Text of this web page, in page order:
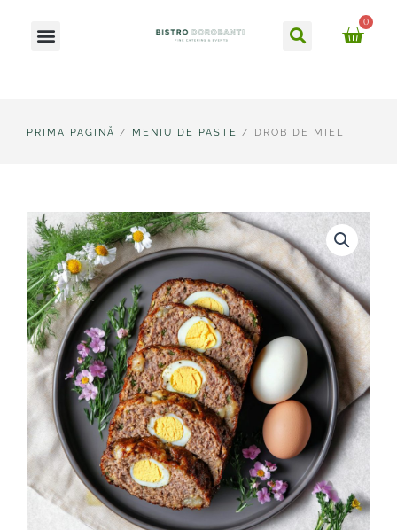
content
Meniu Caută
0
PRIMA PAGINĂ / MENIU DE PASTE / DROB DE MIEL